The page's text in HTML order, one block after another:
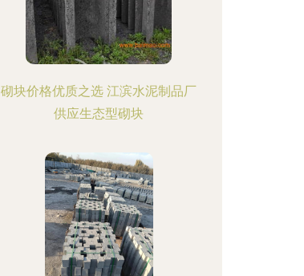
砌块价格优质之选 江滨水泥制品厂
供应生态型砌块